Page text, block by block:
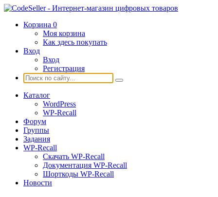
Корзина 0
Моя корзина
Как здесь покупать
Вход
Вход
Регистрация
Каталог
WordPress
WP-Recall
Форум
Группы
Задания
WP-Recall
Скачать WP-Recall
Документация WP-Recall
Шорткоды WP-Recall
Новости